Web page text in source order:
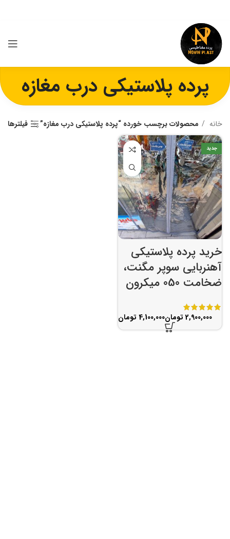
پرده پلاستیکی درب مغازه
خانه محصولات برچسب خورده “پرده پلاستیکی درب مغازه” فیلترها
جدید
خرید پرده پلاستیکی
آهنربایی سوپر مگنت،
ضخامت 050 میکرون
تومان تومان